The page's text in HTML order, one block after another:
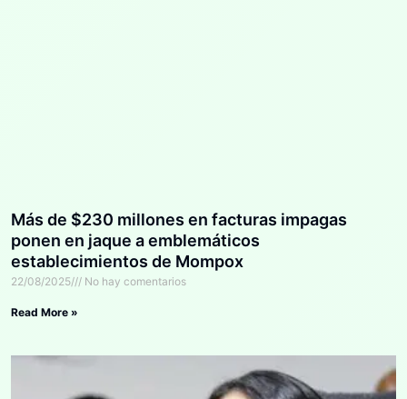
Más de $230 millones en facturas impagas
ponen en jaque a emblemáticos
establecimientos de Mompox
22/08/2025 No hay comentarios
Read More »